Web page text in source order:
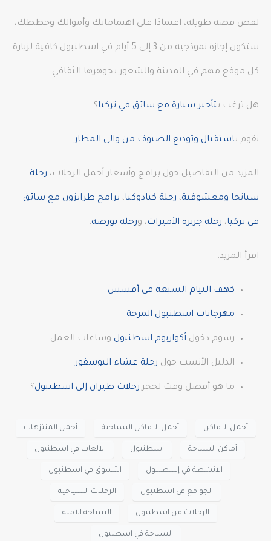
لقص قصة طويلة، اعتمادًا على اهتماماتك وأموالك وخططك،
ستكون إجازة نموذجية من 3 إلى 5 أيام في اسطنبول كافية لزيارة
كل موقع مهم في المدينة والشعور بجوهرها الثقافي.
هل ترغب بتأجير سيارة مع سائق في تركيا ؟
نقوم باستقبال وتوديع الضيوف من والى المطار.
المزيد من التفاصيل حول برامج وأسعار أجمل الرحلات، رحلة
سبانجا ومعشوقية، رحلة كبادوكيا، برامج طرابزون مع سائق
في تركيا، رحلة جزيرة الأميرات، ورحلة بورصة.
اقرأ المزيد:
كهف النيام السبعة في أفسس
مهرجانات اسطنبول المرحة
رسوم دخول أكواريوم اسطنبول وساعات العمل
الدليل الأنسب حول رحلة عشاء البوسفور
ما هو أفضل وقت لحجز رحلات طيران إلى اسطنبول؟
أجمل الاماكن أجمل الاماكن السياحية أجمل المنتزهات
أماكن السياحة اسطنبول الالعاب في اسطنبول
الانشطة في إسطنبول التسوق في اسطنبول
الجوامع في اسطنبول الرحلات السياحية
الرحلات من اسطنبول السياحة الآمنة
السياحة في اسطنبول